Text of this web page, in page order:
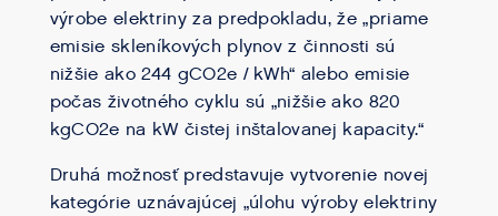
výrobe elektriny za predpokladu, že „priame
emisie skleníkových plynov z činnosti sú
nižšie ako 244 gCO2e / kWh“ alebo emisie
počas životného cyklu sú „nižšie ako 820
kgCO2e na kW čistej inštalovanej kapacity.“
Druhá možnosť predstavuje vytvorenie novej
kategórie uznávajúcej „úlohu výroby elektriny